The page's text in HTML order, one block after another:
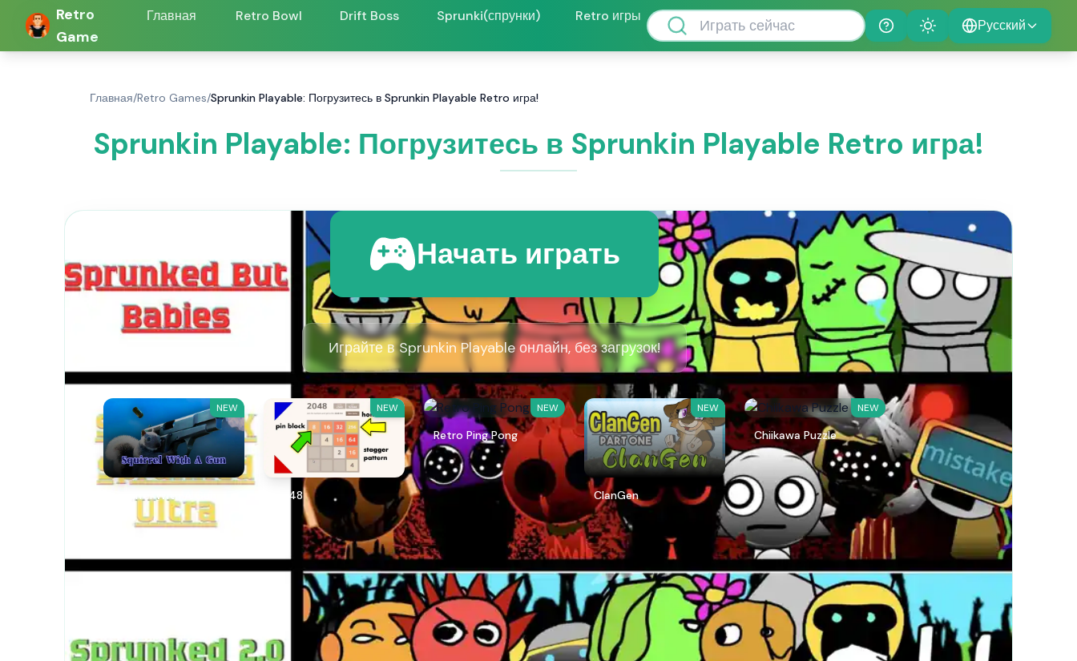
Retro
Game
Главная Retro Bowl Drift Boss Sprunki(спрунки)
Retro игры
Help
Theme Русский
Главная/Retro Games/Sprunkin Playable: Погрузитесь в Sprunkin Playable Retro игра!
Sprunkin Playable: Погрузитесь в Sprunkin Playable Retro игра!
Начать играть
Играйте в Sprunkin Playable онлайн, без загрузок!
NEW
Squirrel With A Gun
NEW
2048
NEW
Retro Ping Pong
NEW
ClanGen
NEW
Chiikawa Puzzle